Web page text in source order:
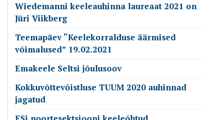
Wiedemanni keeleauhinna laureaat 2021 on
Jüri Viikberg
Teemapäev “Keelekorralduse äärmised
võimalused” 19.02.2021
Emakeele Seltsi jõulusoov
Kokkuvõttevõistluse TUUM 2020 auhinnad
jagatud